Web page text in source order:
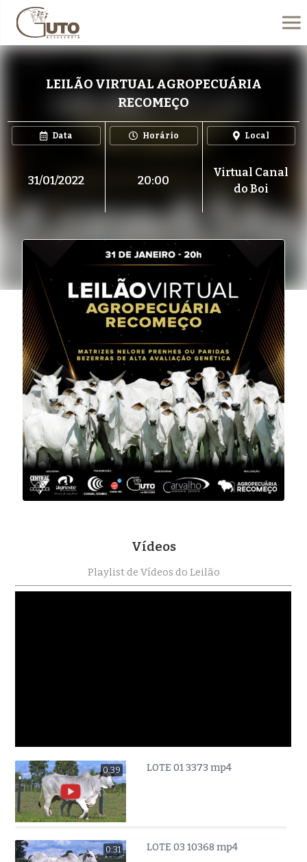
LEILÃO VIRTUAL AGROPECUÁRIA
RECOMEÇO
Data
31/01/2022
Horário
20:00
Local
Virtual Canal
do Boi
Vídeos
Playlist de Vídeos do Leilão
0:39 LOTE 01 3373 mp4
0:31 LOTE 03 10368 mp4